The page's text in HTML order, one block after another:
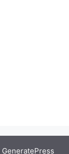
GeneratePress